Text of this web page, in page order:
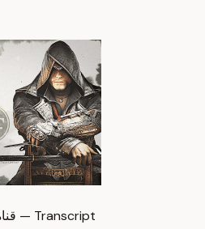
قناة اندوريا الرسمية | اعلان القناة — Transcript